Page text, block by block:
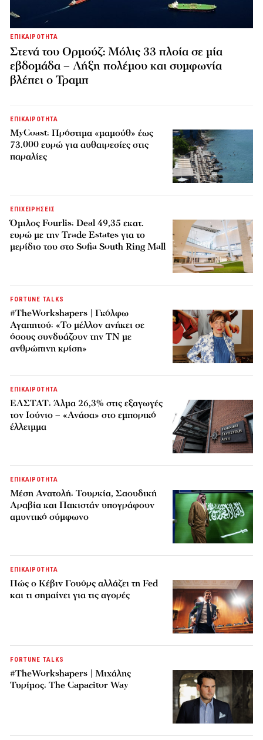
ΕΠΙΚΑΙΡΟΤΗΤΑ
Στενά του Ορμούζ: Μόλις 33 πλοία σε μία
εβδομάδα – Λήξη πολέμου και συμφωνία
βλέπει ο Τραμπ
ΕΠΙΚΑΙΡΟΤΗΤΑ
MyCoast: Πρόστιμα «μαμούθ» έως
73.000 ευρώ για αυθαιρεσίες στις
παραλίες
ΕΠΙΧΕΙΡΗΣΕΙΣ
Όμιλος Fourlis: Deal 49,35 εκατ.
ευρώ με την Trade Estates για το
μερίδιο του στο Sofia South Ring Mall
FORTUNE TALKS
#TheWorkshapers | Γκόλφω
Αγαπητού: «Το μέλλον ανήκει σε
όσους συνδυάζουν την ΤΝ με
ανθρώπινη κρίση»
ΕΠΙΚΑΙΡΟΤΗΤΑ
ΕΛΣΤΑΤ: Άλμα 26,3% στις εξαγωγές
τον Ιούνιο – «Ανάσα» στο εμπορικό
έλλειμμα
ΕΠΙΚΑΙΡΟΤΗΤΑ
Μέση Ανατολή: Τουρκία, Σαουδική
Αραβία και Πακιστάν υπογράφουν
αμυντικό σύμφωνο
ΕΠΙΚΑΙΡΟΤΗΤΑ
Πώς ο Κέβιν Γουόρς αλλάζει τη Fed
και τι σημαίνει για τις αγορές
FORTUNE TALKS
#TheWorkshapers | Μιχάλης
Τυρίμος: The Capacitor Way